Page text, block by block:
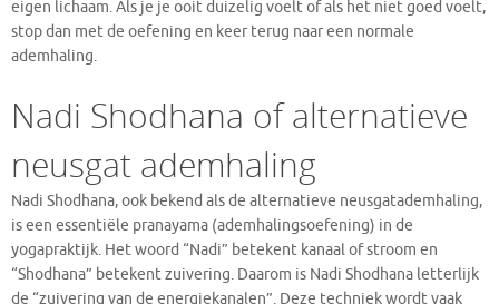
eigen lichaam. Als je je ooit duizelig voelt of als het niet goed voelt,
stop dan met de oefening en keer terug naar een normale
ademhaling.
Nadi Shodhana of alternatieve
neusgat ademhaling
Nadi Shodhana, ook bekend als de alternatieve neusgatademhaling,
is een essentiële pranayama (ademhalingsoefening) in de
yogapraktijk. Het woord “Nadi” betekent kanaal of stroom en
“Shodhana” betekent zuivering. Daarom is Nadi Shodhana letterlijk
de “zuivering van de energiekanalen”. Deze techniek wordt vaak